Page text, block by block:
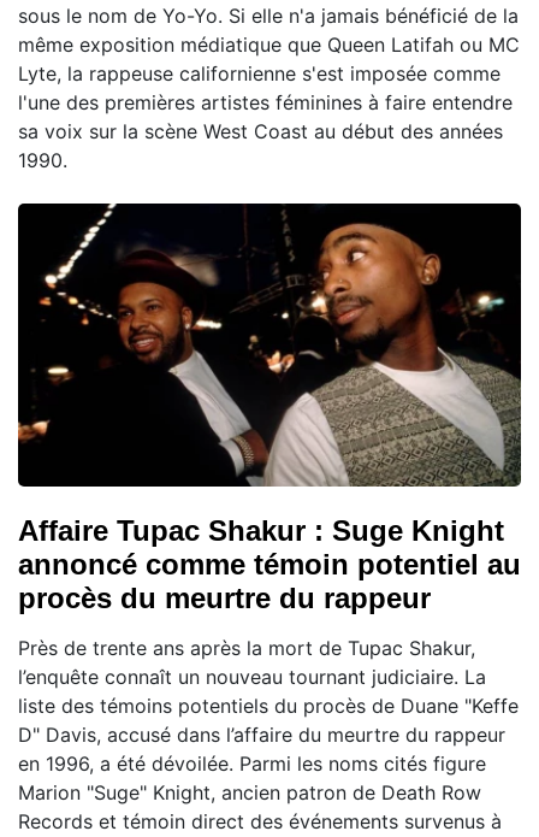
sous le nom de Yo-Yo. Si elle n'a jamais bénéficié de la
même exposition médiatique que Queen Latifah ou MC
Lyte, la rappeuse californienne s'est imposée comme
l'une des premières artistes féminines à faire entendre
sa voix sur la scène West Coast au début des années
1990.
Affaire Tupac Shakur : Suge Knight
annoncé comme témoin potentiel au
procès du meurtre du rappeur
Près de trente ans après la mort de Tupac Shakur,
l’enquête connaît un nouveau tournant judiciaire. La
liste des témoins potentiels du procès de Duane "Keffe
D" Davis, accusé dans l’affaire du meurtre du rappeur
en 1996, a été dévoilée. Parmi les noms cités figure
Marion "Suge" Knight, ancien patron de Death Row
Records et témoin direct des événements survenus à